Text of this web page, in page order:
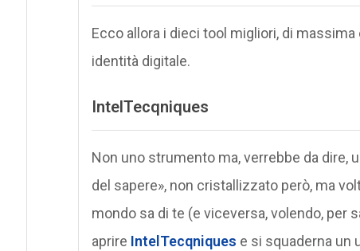
Ecco allora i dieci tool migliori, di
identità digitale.
IntelTecqniques
Non uno strumento ma, verrebbe da dire,
del sapere», non cristallizzato però, ma
mondo sa di te (e viceversa, volendo, per
aprire IntelTecqniques e si squaderna un